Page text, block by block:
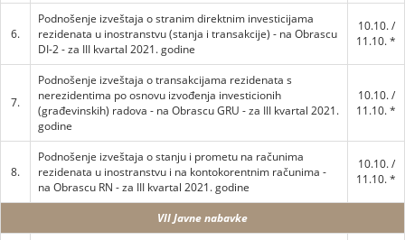
6.
Podnošenje izveštaja o stranim direktnim investicijama
rezidenata u inostranstvu (stanja i transakcije) - na Obrascu
DI-2 - za III kvartal 2021. godine
10.10. /
11.10. *
7.
Podnošenje izveštaja o transakcijama rezidenata s
nerezidentima po osnovu izvođenja investicionih
(građevinskih) radova - na Obrascu GRU - za III kvartal 2021.
godine
10.10. /
11.10. *
8.
Podnošenje izveštaja o stanju i prometu na računima
rezidenata u inostranstvu i na kontokorentnim računima -
na Obrascu RN - za III kvartal 2021. godine
10.10. /
11.10. *
VII Javne nabavke